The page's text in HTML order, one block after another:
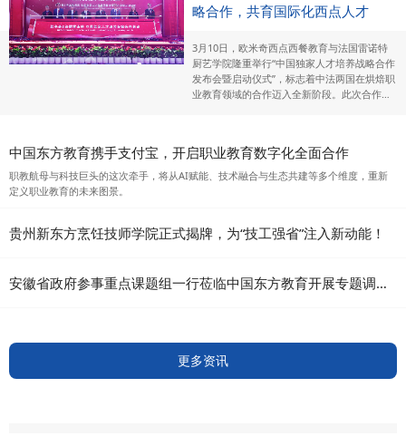
略合作，共育国际化西点人才
3月10日，欧米奇西点西餐教育与法国雷诺特
厨艺学院隆重举行“中国独家人才培养战略合作
发布会暨启动仪式”，标志着中法两国在烘焙职
业教育领域的合作迈入全新阶段。此次合作旨
中国东方教育携手支付宝，开启职业教育数字化全面合作
职教航母与科技巨头的这次牵手，将从AI赋能、技术融合与生态共建等多个维度，重新
定义职业教育的未来图景。
贵州新东方烹饪技师学院正式揭牌，为“技工强省”注入新动能！
安徽省政府参事重点课题组一行莅临中国东方教育开展专题调研工作
更多资讯